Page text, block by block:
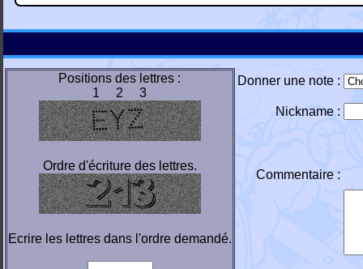
Positions des lettres :
1 2 3
Ordre d'écriture des lettres.
Ecrire les lettres dans l'ordre demandé.
Donner une note :
Nickname :
Commentaire :